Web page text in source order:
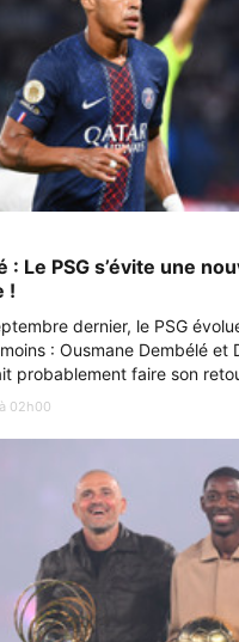
: Le PSG s’évite une
!
dernier, le PSG
: Ousmane Dembélé et
probablement faire son
02h00